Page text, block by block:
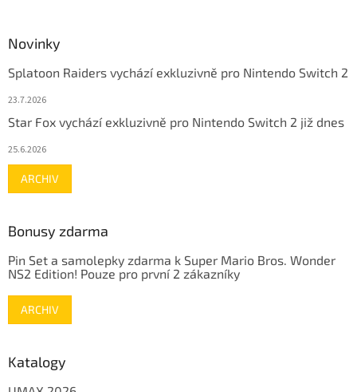
Novinky
Splatoon Raiders vychází exkluzivně pro Nintendo Switch 2
23.7.2026
Star Fox vychází exkluzivně pro Nintendo Switch 2 již dnes
25.6.2026
ARCHIV
Bonusy zdarma
Pin Set a samolepky zdarma k Super Mario Bros. Wonder
NS2 Edition! Pouze pro první 2 zákazníky
ARCHIV
Katalogy